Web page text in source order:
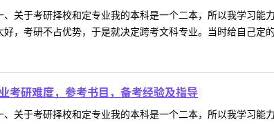
关于考研择校和定专业我的本科是一个二本，所以我学习
，考研不占优势，于是就决定跨考文科专业。当时给自己定
考研难度，参考书目，备考经验及指导
关于考研择校和定专业我的本科是一个二本，所以我学习